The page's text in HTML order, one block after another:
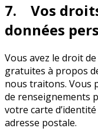
7. Vos
données
Vous avez le droit
gratuites à propos
nous traitons. Vous
de renseignements
votre carte
adresse postale.